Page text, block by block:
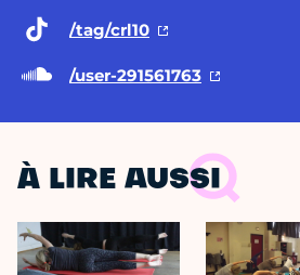
/tag/crl10
/user-291561763
À LIRE AUSSI